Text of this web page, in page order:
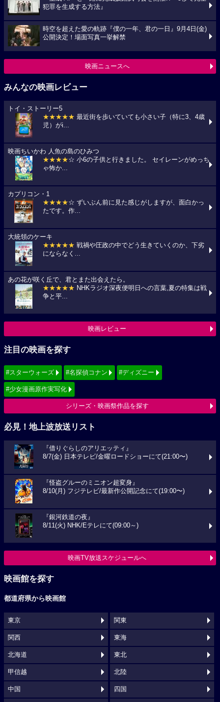
犯罪を生成する方法』
時空を超えた愛の軌跡『僕の一年、君の一日』9月4日(金)
公開決定！場面写真一挙解禁
映画ニュースへ
みんなの映画レビュー
トイ・ストーリー5
★★★★★ 最近街を歩いていても小さい子（特に3、4歳
児）がi...
映画ちいかわ 人魚の島のひみつ
★★★★☆ 小6の子供と行きました。 セイレーンがめっち
ゃ怖か...
カプリコン・1
★★★★☆ ずいぶん前に見た感じがしますが、面白かっ
たです。作...
大統領のケーキ
★★★★★ 戦禍や圧政の中でどう生きていくのか、下劣
にならなく...
あの花が咲く丘で、君とまた出会えたら。
★★★★★ NHKラジオ深夜便明日への言葉,夏の特集は戦
争と平...
映画レビュー
注目の映画を探す
#スターウォーズ #名探偵コナン #ディズニー
#少女漫画原作実写化
シリーズ・映画祭作品を探す
必見！地上波放送リスト
『借りぐらしのアリエッティ』
8/7(金) 日本テレビ/金曜ロードショーにて(21:00〜)
『怪盗グルーのミニオン超変身』
8/10(月) フジテレビ/最新作公開記念にて(19:00〜)
『銀河鉄道の夜』
8/11(火) NHK/Eテレにて(09:00～)
映画TV放送スケジュールへ
映画館を探す
都道府県から映画館
東京 関東
関西 東海
北海道 東北
甲信越 北陸
中国 四国